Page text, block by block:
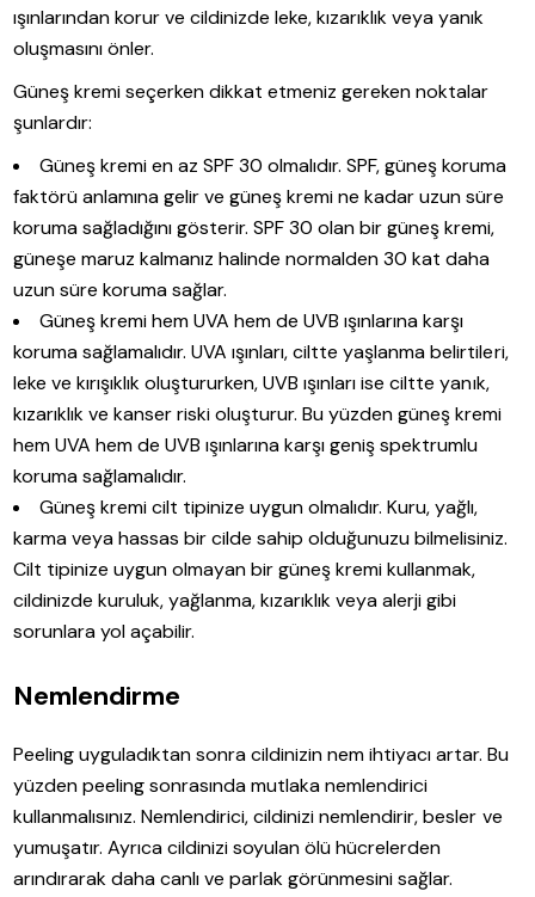
ışınlarından korur ve cildinizde leke, kızarıklık veya yanık
oluşmasını önler.
Güneş kremi seçerken dikkat etmeniz gereken noktalar
şunlardır:
Güneş kremi en az SPF 30 olmalıdır. SPF, güneş koruma
faktörü anlamına gelir ve güneş kremi ne kadar uzun süre
koruma sağladığını gösterir. SPF 30 olan bir güneş kremi,
güneşe maruz kalmanız halinde normalden 30 kat daha
uzun süre koruma sağlar.
Güneş kremi hem UVA hem de UVB ışınlarına karşı
koruma sağlamalıdır. UVA ışınları, ciltte yaşlanma belirtileri,
leke ve kırışıklık oluştururken, UVB ışınları ise ciltte yanık,
kızarıklık ve kanser riski oluşturur. Bu yüzden güneş kremi
hem UVA hem de UVB ışınlarına karşı geniş spektrumlu
koruma sağlamalıdır.
Güneş kremi cilt tipinize uygun olmalıdır. Kuru, yağlı,
karma veya hassas bir cilde sahip olduğunuzu bilmelisiniz.
Cilt tipinize uygun olmayan bir güneş kremi kullanmak,
cildinizde kuruluk, yağlanma, kızarıklık veya alerji gibi
sorunlara yol açabilir.
Nemlendirme
Peeling uyguladıktan sonra cildinizin nem ihtiyacı artar. Bu
yüzden peeling sonrasında mutlaka nemlendirici
kullanmalısınız. Nemlendirici, cildinizi nemlendirir, besler ve
yumuşatır. Ayrıca cildinizi soyulan ölü hücrelerden
arındırarak daha canlı ve parlak görünmesini sağlar.